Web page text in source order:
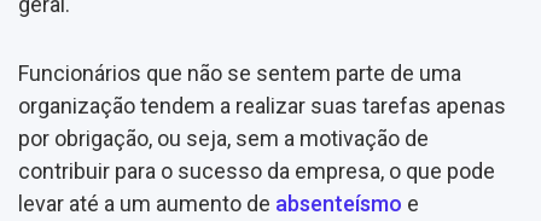
Funcionários que não se sentem parte de uma
organização tendem a realizar suas tarefas apenas
por obrigação, ou seja, sem a motivação de
contribuir para o sucesso da empresa, o que pode
levar até a um aumento de absenteísmo e